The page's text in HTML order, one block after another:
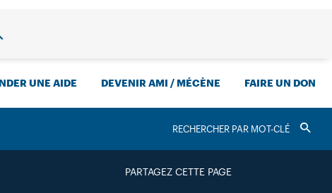
UNE AIDE DEVENIR AMI / MÉCÈNE FAIRE UN DON
Valider
PARTAGEZ CETTE PAGE